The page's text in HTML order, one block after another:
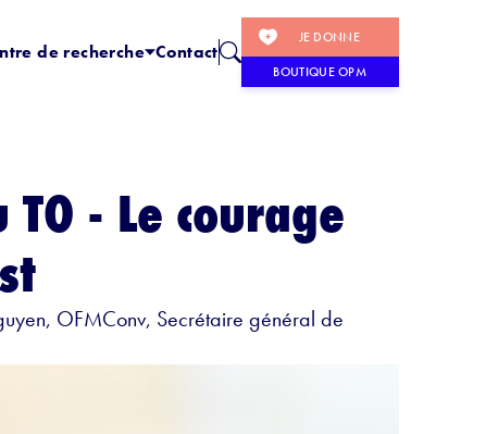
de recherche Contact
JE DONNE
BOUTIQUE OPM
- Le courage
OFMConv, Secrétaire général de